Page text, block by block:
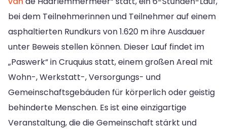
bei dem Teilnehmerinnen und Teilnehmer auf einem
asphaltierten Rundkurs von 1.620 m ihre Ausdauer
unter Beweis stellen können. Dieser Lauf findet im
„Paswerk“ in Cruquius statt, einem großen Areal mit
Wohn-, Werkstatt-, Versorgungs- und
Gemeinschaftsgebäuden für körperlich oder geistig
behinderte Menschen. Es ist eine einzigartige
Veranstaltung, die die Gemeinschaft stärkt und